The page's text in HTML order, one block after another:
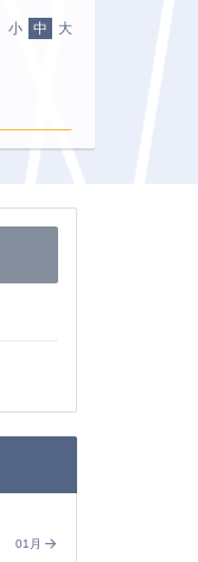
小 中 大
01月